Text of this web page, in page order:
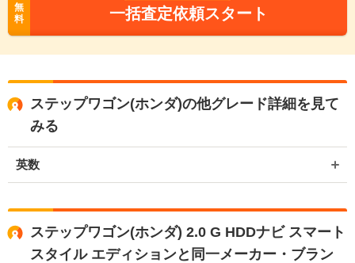
無
料
一括査定依頼スタート
ステップワゴン(ホンダ)の他グレード詳細を見て
みる
英数
ステップワゴン(ホンダ) 2.0 G HDDナビ スマート
スタイル エディションと同一メーカー・ブラン